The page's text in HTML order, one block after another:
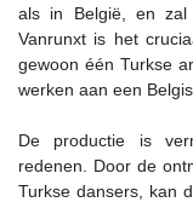
als in België, en zal
Vanrunxt is het
gewoon één Turkse
werken aan een
De productie is
redenen. Door de
Turkse dansers, kan